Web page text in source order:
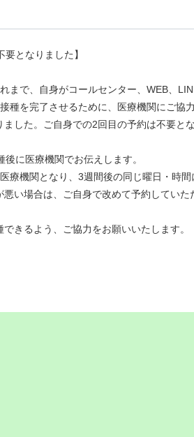
要となりました】
まで、自身がコールセンター、WEB、
種を完了させるために、医療機関にご協
した。ご自身での2回目の予約は不要とな
に医療機関でお伝えします。
療機関となり、3週間後の同じ曜日・時
い場合は、ご自身で改めて予約していた
きるよう、ご協力をお願いいたします。